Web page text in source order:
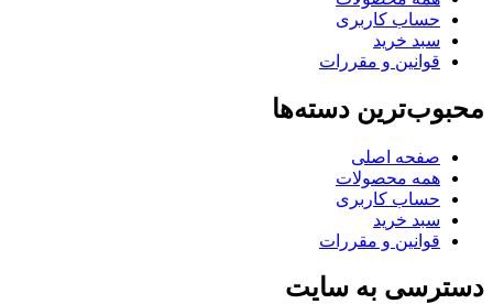
حساب کاربری
سبد خرید
قوانین و مقررات
محبوب‌ترین دسته‌ها
صفحه اصلی
همه محصولات
حساب کاربری
سبد خرید
قوانین و مقررات
دسترسی به سایت